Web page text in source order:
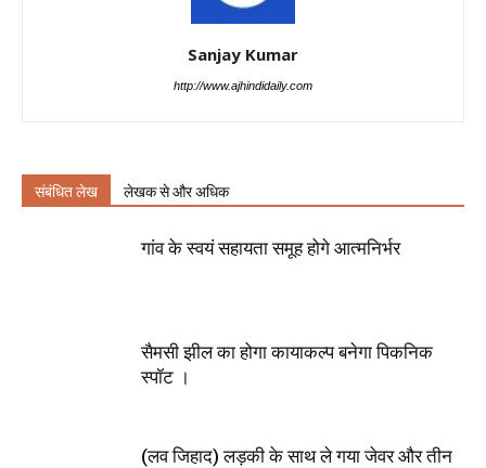
Sanjay Kumar
http://www.ajhindidaily.com
संबंधित लेख लेखक से और अधिक
गांव के स्वयं सहायता समूह होगे आत्मनिर्भर
सैमसी झील का होगा कायाकल्प बनेगा पिकनिक
स्पॉट ।
(लव जिहाद) लड़की के साथ ले गया जेवर और तीन